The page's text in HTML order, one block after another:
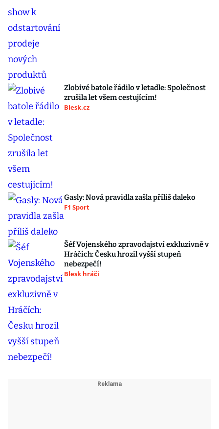
Zlobivé batole řádilo v letadle: Společnost
zrušila let všem cestujícím!
Blesk.cz
Gasly: Nová pravidla zašla příliš daleko
F1 Sport
Šéf Vojenského zpravodajství exkluzivně v
Hráčích: Česku hrozil vyšší stupeň
nebezpečí!
Blesk hráči